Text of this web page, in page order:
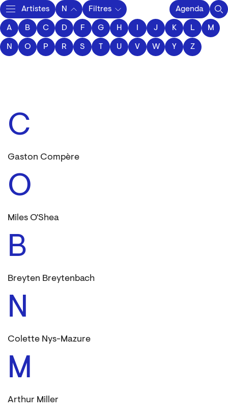
Artistes N
A B C D F G H J K L M
N O P R S T U V W Y Z
Filtres
Activity
Agenda
C
Gaston Compère
O
Miles O'Shea
B
Breyten Breytenbach
N
Colette Nys-Mazure
M
Arthur Miller